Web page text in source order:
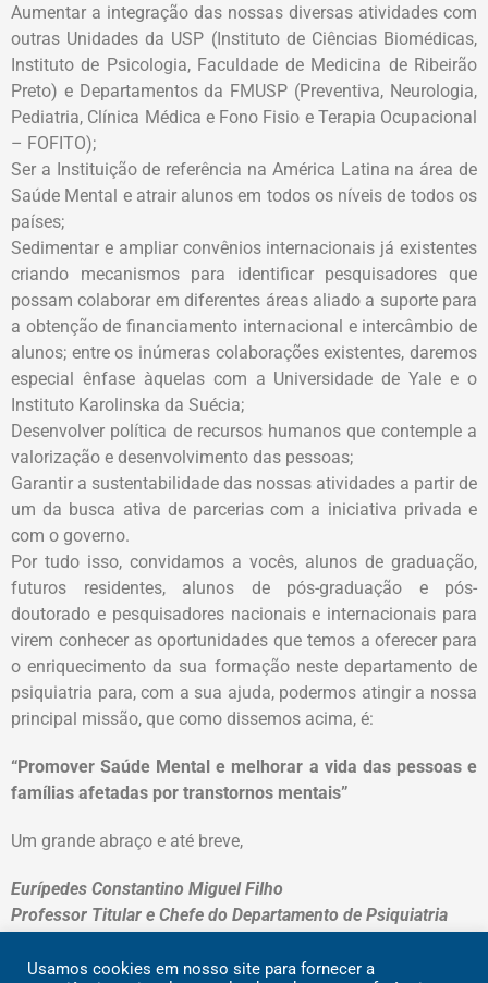
Aumentar a integração das nossas diversas atividades com
outras Unidades da USP (Instituto de Ciências Biomédicas,
Instituto de Psicologia, Faculdade de Medicina de Ribeirão
Preto) e Departamentos da FMUSP (Preventiva, Neurologia,
Pediatria, Clínica Médica e Fono Fisio e Terapia Ocupacional
– FOFITO);
Ser a Instituição de referência na América Latina na área de
Saúde Mental e atrair alunos em todos os níveis de todos os
países;
Sedimentar e ampliar convênios internacionais já existentes
criando mecanismos para identificar pesquisadores que
possam colaborar em diferentes áreas aliado a suporte para
a obtenção de financiamento internacional e intercâmbio de
alunos; entre os inúmeras colaborações existentes, daremos
especial ênfase àquelas com a Universidade de Yale e o
Instituto Karolinska da Suécia;
Desenvolver política de recursos humanos que contemple a
valorização e desenvolvimento das pessoas;
Garantir a sustentabilidade das nossas atividades a partir de
um da busca ativa de parcerias com a iniciativa privada e
com o governo.
Por tudo isso, convidamos a vocês, alunos de graduação,
futuros residentes, alunos de pós-graduação e pós-
doutorado e pesquisadores nacionais e internacionais para
virem conhecer as oportunidades que temos a oferecer para
o enriquecimento da sua formação neste departamento de
psiquiatria para, com a sua ajuda, podermos atingir a nossa
principal missão, que como dissemos acima, é:
“Promover Saúde Mental e melhorar a vida das pessoas e
famílias afetadas por transtornos mentais”
Um grande abraço e até breve,
Eurípedes Constantino Miguel Filho
Professor Titular e Chefe do Departamento de Psiquiatria
Usamos cookies em nosso site para fornecer a